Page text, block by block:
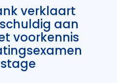
verklaart
aan
voorkennis